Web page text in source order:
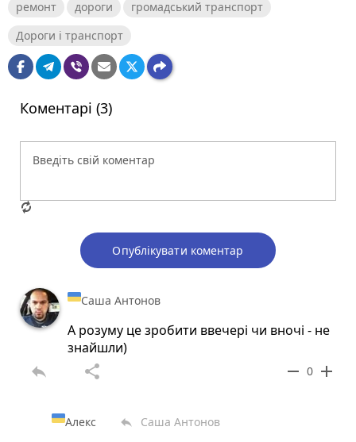
ремонт дороги
громадський транспорт
Дороги і транспорт
Коментарі (3)
Опублікувати коментар
Саша Антонов
А розуму це зробити ввечері чи вночі - не
знайшли)
reply share remove 0 add
Алекс reply Саша Антонов